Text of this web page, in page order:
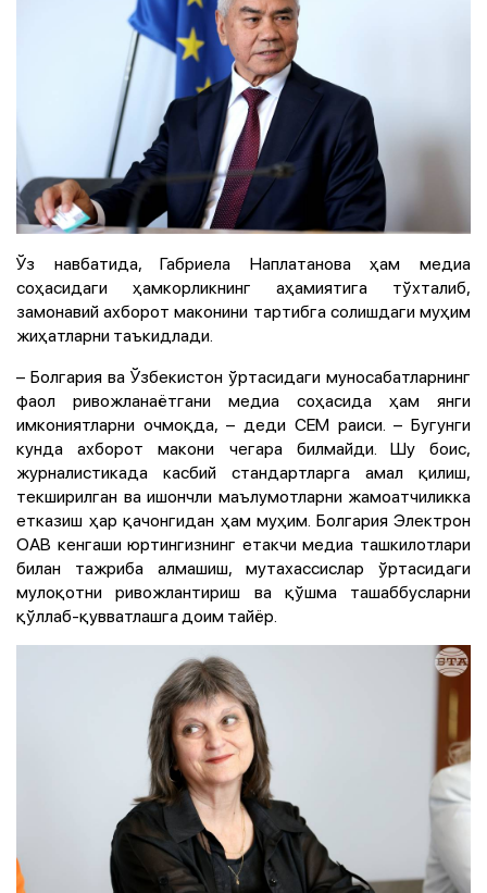
Ўз навбатида, Габриела Наплатанова ҳам медиа
соҳасидаги ҳамкорликнинг аҳамиятига тўхталиб,
замонавий ахборот маконини тартибга солишдаги муҳим
жиҳатларни таъкидлади.
– Болгария ва Ўзбекистон ўртасидаги муносабатларнинг
фаол ривожланаётгани медиа соҳасида ҳам янги
имкониятларни очмоқда, – деди CEM раиси. – Бугунги
кунда ахборот макони чегара билмайди. Шу боис,
журналистикада касбий стандартларга амал қилиш,
текширилган ва ишончли маълумотларни жамоатчиликка
етказиш ҳар қачонгидан ҳам муҳим. Болгария Электрон
ОАВ кенгаши юртингизнинг етакчи медиа ташкилотлари
билан тажриба алмашиш, мутахассислар ўртасидаги
мулоқотни ривожлантириш ва қўшма ташаббусларни
қўллаб-қувватлашга доим тайёр.